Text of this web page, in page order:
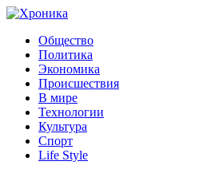
Общество
Политика
Экономика
Происшествия
В мире
Технологии
Культура
Спорт
Life Style